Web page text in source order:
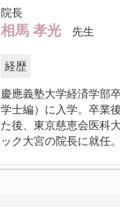
院長
相馬 孝光 先生
経歴
慶應義塾大学経済学部
学士編）に入学。卒業
た後、東京慈恵会医科
ック大宮の院長に就任。